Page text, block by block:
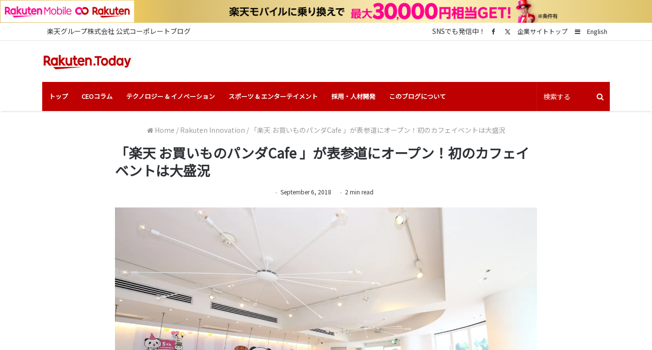
楽天グループ株式会社 公式コーポレートブログ English
Sidebar
企業サイトトップ
SNSでも発信中！
トップ CEOコラム テクノロジー & イノベーション スポーツ & エンターテイメント 採用・人材開発 このブログについて
Home / Rakuten Innovation / 「楽天 お買いものパンダCafe 」が表参道にオープン！初のカフェイベントは大盛況
「楽天 お買いものパンダCafe 」が表参道にオープン！初のカフェイ
ベントは大盛況
September 6, 2018 2 min read